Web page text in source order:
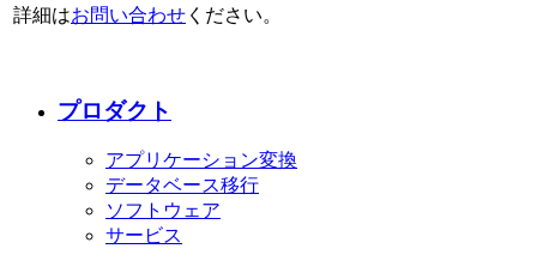
詳細はお問い合わせ ください。
プロダクト
アプリケーション変換
データベース移行
ソフトウェア
サービス